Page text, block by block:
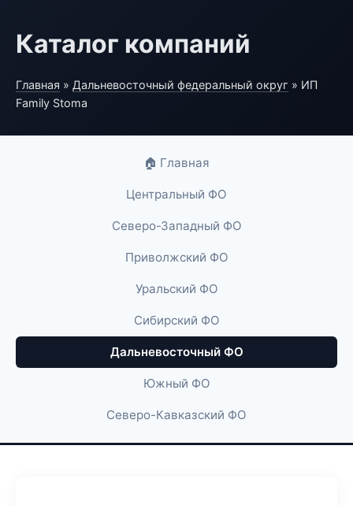
Каталог компаний
Главная » Дальневосточный федеральный округ » ИП
Family Stoma
🏠 Главная
Центральный ФО
Северо-Западный ФО
Приволжский ФО
Уральский ФО
Сибирский ФО
Дальневосточный ФО
Южный ФО
Северо-Кавказский ФО